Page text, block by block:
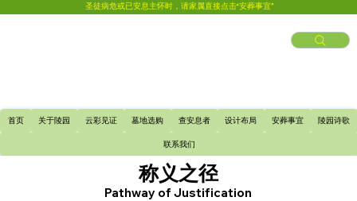
圣徒病危或已安息主怀时，请家属直接点击“安葬事宜”
首页 关于陵园 云彩见证 墓地选购 查安息者 设计布局 安葬事宜 陵园诗歌
联系我们
称义之径
Pathway of Justification